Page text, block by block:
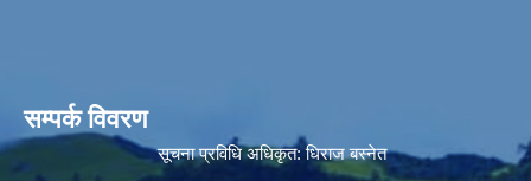
सम्पर्क विवरण
सूचना प्रविधि अधिकृत:धिराज बस्नेत